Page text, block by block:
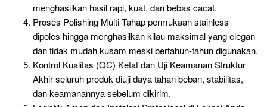
menghasilkan hasil rapi, kuat, dan bebas cacat.
Proses Polishing Multi-Tahap permukaan stainless
dipoles hingga menghasilkan kilau maksimal yang elegan
dan tidak mudah kusam meski bertahun-tahun digunakan.
Kontrol Kualitas (QC) Ketat dan Uji Keamanan Struktur
Akhir seluruh produk diuji daya tahan beban, stabilitas,
dan keamanannya sebelum dikirim.